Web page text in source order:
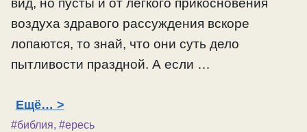
вид, но пусты и от легкого прикосновения
воздуха здравого рассуждения вскоре
лопаются, то знай, что они суть дело
пытливости праздной. А если …
Ещё…
#библия, #ересь